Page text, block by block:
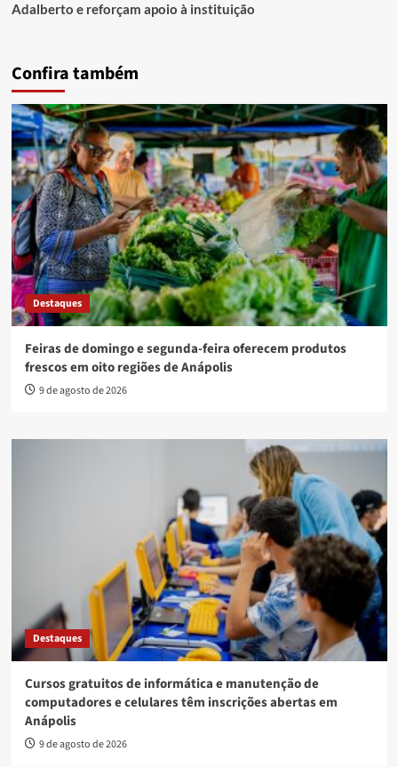
Adalberto e reforçam apoio à instituição
Confira também
Destaques
Feiras de domingo e segunda-feira oferecem produtos
frescos em oito regiões de Anápolis
9 de agosto de 2026
Destaques
Cursos gratuitos de informática e manutenção de
computadores e celulares têm inscrições abertas em
Anápolis
9 de agosto de 2026